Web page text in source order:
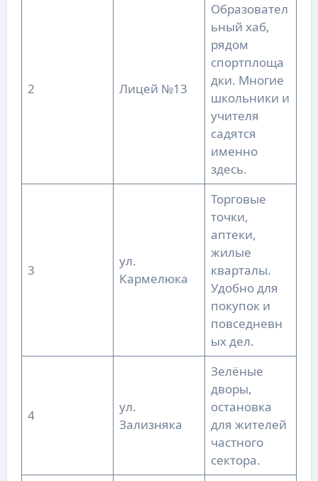
2 Лицей №13
Образовател
ьный хаб,
рядом
спортплоща
дки. Многие
школьники и
учителя
садятся
именно
здесь.
3
ул.
Кармелюка
Торговые
точки,
аптеки,
жилые
кварталы.
Удобно для
покупок и
повседневн
ых дел.
4
ул.
Зализняка
Зелёные
дворы,
остановка
для жителей
частного
сектора.